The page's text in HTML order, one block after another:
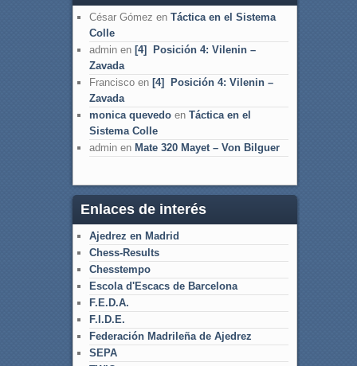
César Gómez en Táctica en el Sistema
Colle
adminen [4] Posición 4: Vilenin –
Zavada
Franciscoen [4] Posición 4: Vilenin –
Zavada
monica quevedoen Táctica en el
Sistema Colle
adminen Mate 320 Mayet – Von Bilguer
Enlaces de interés
Ajedrez en Madrid
Chess-Results
Chesstempo
Escola d'Escacs de Barcelona
F.E.D.A.
F.I.D.E.
Federación Madrileña de Ajedrez
SEPA